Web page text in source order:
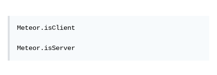
Meteor.isClient
Meteor.isServer